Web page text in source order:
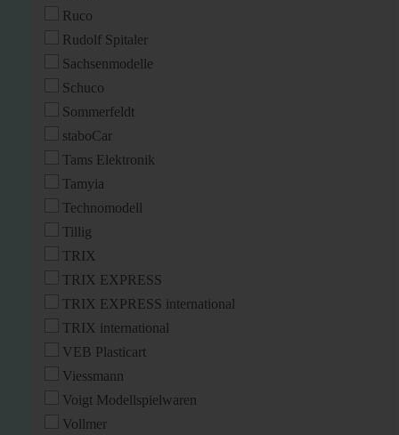
Ruco
Rudolf Spitaler
Sachsenmodelle
Schuco
Sommerfeldt
staboCar
Tams Elektronik
Tamyia
Technomodell
Tillig
TRIX
TRIX EXPRESS
TRIX EXPRESS international
TRIX international
VEB Plasticart
Viessmann
Voigt Modellspielwaren
Vollmer